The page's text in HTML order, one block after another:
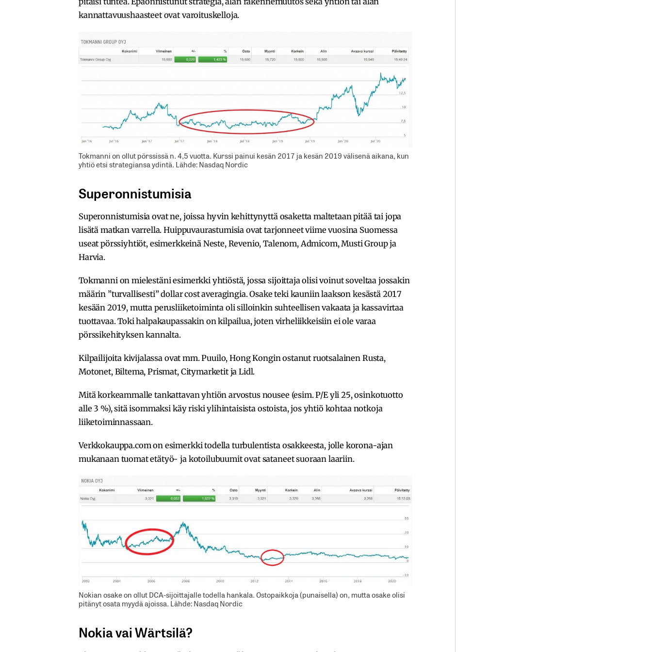
kannattavuushaasteet ovat varoituskelloja.
Tokmanni on ollut pörssissä n. 4,5 vuotta. Kurssi painui kesän 2017 ja kesän 2019 välisenä aikana, kun
yhtiö etsi strategiansa ydintä. Lähde: Nasdaq Nordic
Superonnistumisia
Superonnistumisia ovat ne, joissa hyvin kehittynyttä osaketta maltetaan pitää tai jopa
lisätä matkan varrella. Huippuvaurastumisia ovat tarjonneet viime vuosina Suomessa
useat pörssiyhtiöt, esimerkkeinä Neste, Revenio, Talenom, Admicom, Musti Group ja
Harvia.
Tokmanni on mielestäni esimerkki yhtiöstä, jossa sijoittaja olisi voinut soveltaa jossakin
määrin ”turvallisesti” dollar cost averagingia. Osake teki kauniin laakson kesästä 2017
kesään 2019, mutta perusliiketoiminta oli silloinkin suhteellisen vakaata ja kassavirtaa
tuottavaa. Toki halpakaupassakin on kilpailua, joten virheliikkeisiin ei ole varaa
pörssikehityksen kannalta.
Kilpailijoita kivijalassa ovat mm. Puuilo, Hong Kongin ostanut ruotsalainen Rusta,
Motonet, Biltema, Prismat, Citymarketit ja Lidl.
Mitä korkeammalle tankattavan yhtiön arvostus nousee (esim. P/E yli 25, osinkotuotto
alle 3 %), sitä isommaksi käy riski ylihintaisista ostoista, jos yhtiö kohtaa notkoja
liiketoiminnassaan.
Verkkokauppa.com on esimerkki todella turbulentista osakkeesta, jolle korona-ajan
mukanaan tuomat etätyö- ja kotoilubuumit ovat sataneet suoraan laariin.
Nokian osake on ollut DCA-sijoittajalle todella hankala. Ostopaikkoja (punaisella) on, mutta osake olisi
pitänyt osata myydä ajoissa. Lähde: Nasdaq Nordic
Nokia vai Wärtsilä?